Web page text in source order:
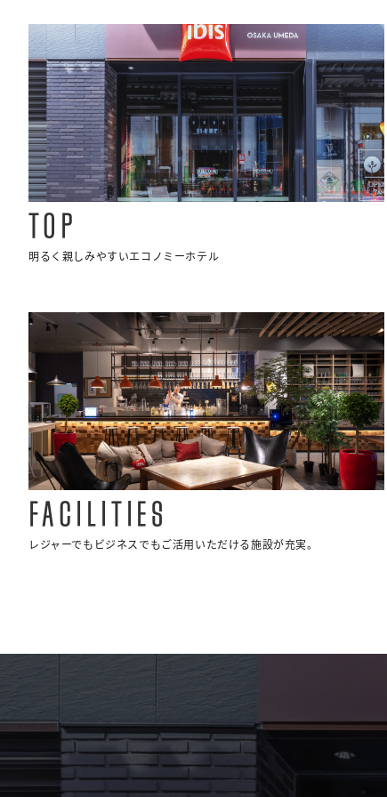
TOP
明るく親しみやすいエコノミーホテル
FACILITIES
レジャーでもビジネスでもご活用いただける施設が充実。